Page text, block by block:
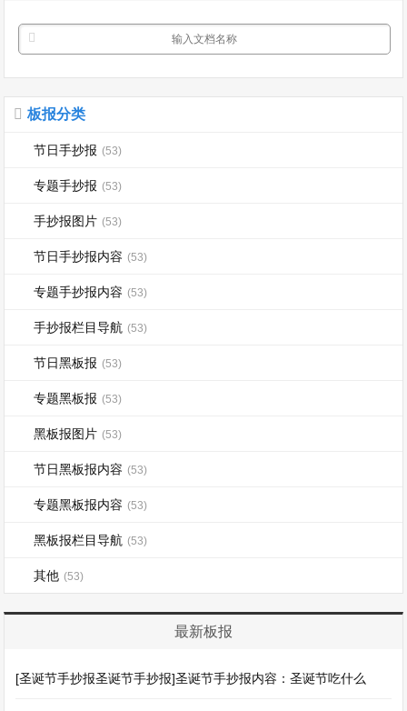
板报分类
节日手抄报 (53)
专题手抄报 (53)
手抄报图片 (53)
节日手抄报内容 (53)
专题手抄报内容 (53)
手抄报栏目导航 (53)
节日黑板报 (53)
专题黑板报 (53)
黑板报图片 (53)
节日黑板报内容 (53)
专题黑板报内容 (53)
黑板报栏目导航 (53)
其他 (53)
最新板报
[圣诞节手抄报圣诞节手抄报]圣诞节手抄报内容：圣诞节吃什么